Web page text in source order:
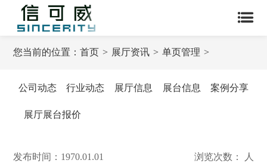
您当前的位置：首页 展厅资讯 单页管理
公司动态 行业动态 展厅信息 展台信息 案例分享
展厅展台报价
发布时间：1970.01.01 浏览次数： 人